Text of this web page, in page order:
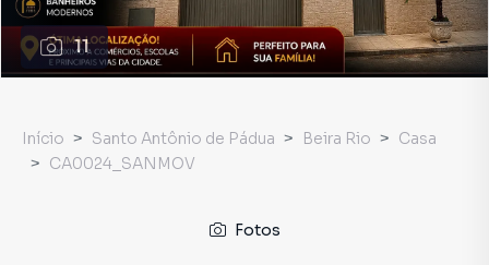
11
Início Santo Antônio de Pádua Beira Rio
Casa
CA0024_SANMOV
Fotos